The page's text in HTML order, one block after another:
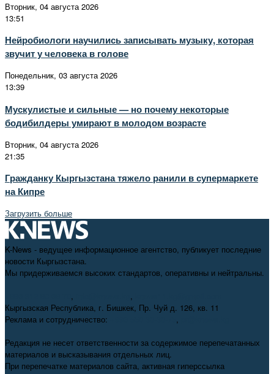
Вторник, 04 августа 2026
13:51
Нейробиологи научились записывать музыку, которая
звучит у человека в голове
Понедельник, 03 августа 2026
13:39
Мускулистые и сильные — но почему некоторые
бодибилдеры умирают в молодом возрасте
Вторник, 04 августа 2026
21:35
Гражданку Кыргызстана тяжело ранили в супермаркете
на Кипре
Загрузить больше
K-News - ведущее информационное агентство, публикует последние
новости Кыргызстана.
Мы придерживаемся высоких стандартов, оперативны и нейтральны.
, ,
Кыргызская Республика, г. Бишкек, Пр. Чуй д. 126, кв. 11
Реклама и сотрудничество:
,
Редакция не несет ответственности за содержимое перепечатанных
материалов и высказывания отдельных лиц.
При перепечатке материалов сайта, активная гиперссылка